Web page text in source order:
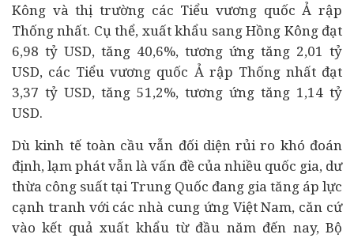
Kông và thị trường các Tiểu vương quốc Ả rập
Thống nhất. Cụ thể, xuất khẩu sang Hồng Kông đạt
6,98 tỷ USD, tăng 40,6%, tương ứng tăng 2,01 tỷ
USD, các Tiểu vương quốc Ả rập Thống nhất đạt
3,37 tỷ USD, tăng 51,2%, tương ứng tăng 1,14 tỷ
USD.
Dùkinh tếtoàn cầu vẫn đối diện rủi ro khó đoán
định, lạm phát vẫn là vấn đề của nhiều quốc gia, dư
thừa công suất tại Trung Quốc đang gia tăng áp lực
cạnh tranh với các nhà cung ứng Việt Nam, căn cứ
vào kết quả xuất khẩu từ đầu năm đến nay, Bộ